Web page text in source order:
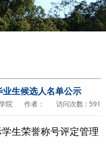
生候选人名单公示
院 作者： 访问次数 : 591
生荣誉称号评定管理